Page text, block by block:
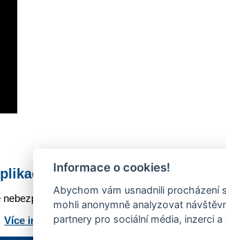
Mobilní rozhlas
odstávky, poruchy a výpadky
Více informací o aplikaci
Informace o cookies!
Abychom vám usnadnili procházení
mohli anonymně analyzovat
partnery pro sociální média, inzerci a